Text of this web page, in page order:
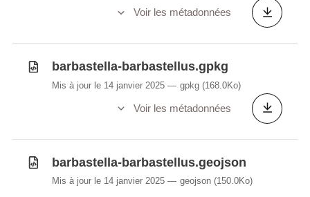
Voir les métadonnées
barbastella-barbastellus.gpkg
Mis à jour le 14 janvier 2025 gpkg (168.0Ko)
Voir les métadonnées
barbastella-barbastellus.geojson
Mis à jour le 14 janvier 2025 geojson (150.0Ko)